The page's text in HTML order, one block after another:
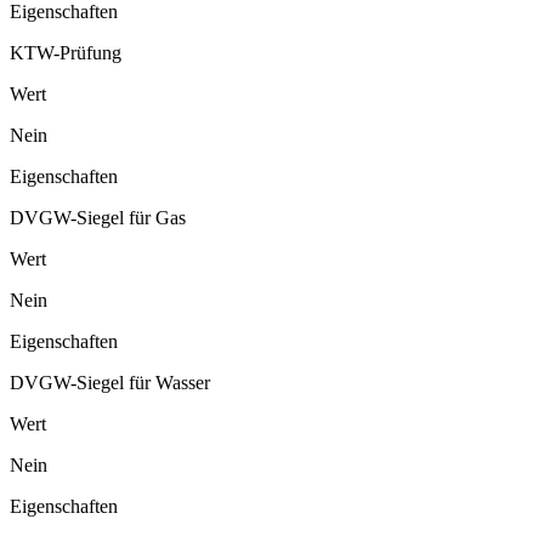
Eigenschaften
KTW-Prüfung
Wert
Nein
Eigenschaften
DVGW-Siegel für Gas
Wert
Nein
Eigenschaften
DVGW-Siegel für Wasser
Wert
Nein
Eigenschaften